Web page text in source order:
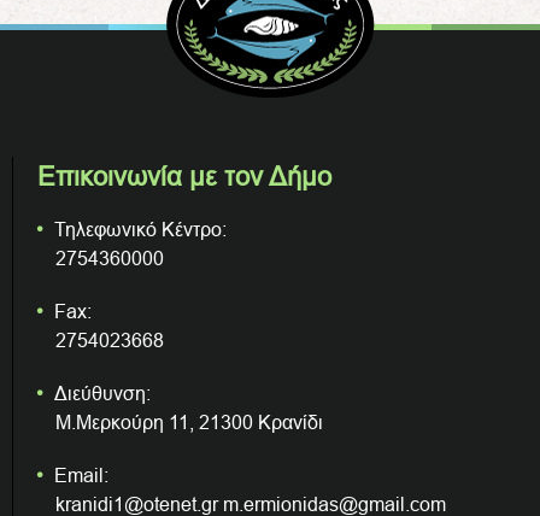
Επικοινωνία με τον Δήμο
Τηλεφωνικό Κέντρο:
2754360000
Fax:
2754023668
Διεύθυνση:
Μ.Μερκούρη 11, 21300 Κρανίδι
Email:
kranidi1@otenet.gr m.ermionidas@gmail.com